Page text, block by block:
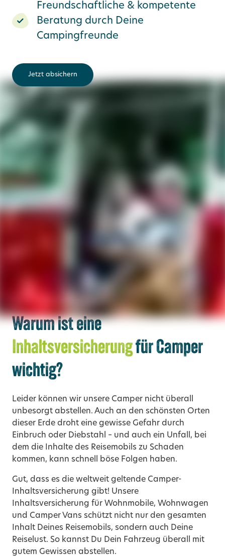
Freundschaftliche & kompetente
Beratung durch Deine
Campingfreunde
Jetzt absichern
Warum ist eine
Inhaltsversicherungfür Camper
wichtig?
Leider können wir unsere Camper nicht überall
unbesorgt abstellen. Auch an den schönsten Orten
dieser Erde droht eine gewisse Gefahr durch
Einbruch oder Diebstahl – und auch ein Unfall, bei
dem die Inhalte des Reisemobils zu Schaden
kommen, kann schnell böse Folgen haben.
Gut, dass es die weltweit geltende Camper-
Inhaltsversicherung gibt! Unsere
Inhaltsversicherung für Wohnmobile, Wohnwagen
und Camper Vans schützt nicht nur den gesamten
Inhalt Deines Reisemobils, sondern auch Deine
Reiselust. So kannst Du Dein Fahrzeug überall mit
gutem Gewissen abstellen.